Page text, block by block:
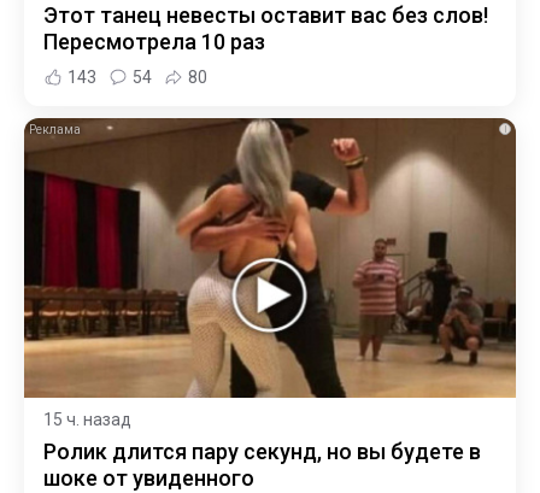
Этот танец невесты оставит вас без слов!
Пересмотрела 10 раз
143 54 80
i
15 ч. назад
Ролик длится пару секунд, но вы будете в
шоке от увиденного